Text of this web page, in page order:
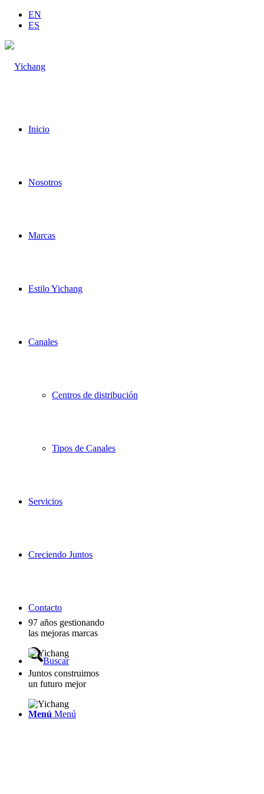
EN
ES
Inicio
Nosotros
Marcas
Estilo Yichang
Canales
Centros de distribución
Tipos de Canales
Servicios
Creciendo Juntos
Contacto
Buscar
Menú Menú
97 años gestionando
las mejoras marcas
Juntos construimos
un futuro mejor